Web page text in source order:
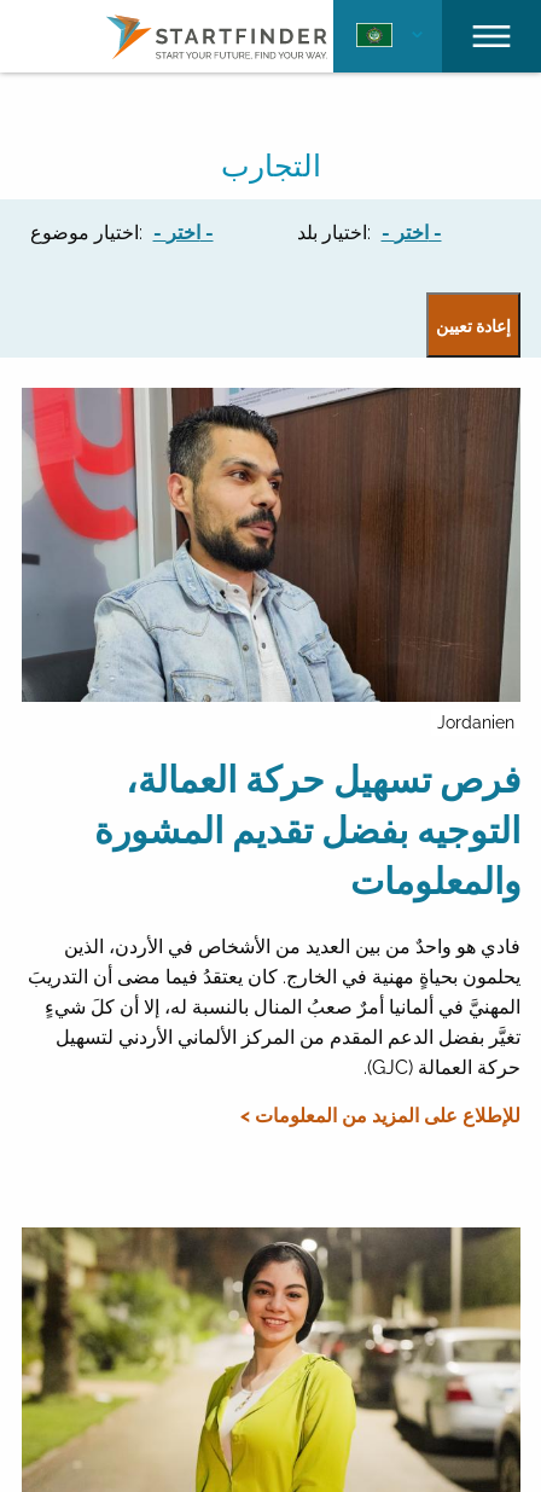
التجارب
اختيار بلد: - اختر - اختيار موضوع: - اختر -
Jordanien
فرص تسهيل حركة العمالة،
التوجيه بفضل تقديم المشورة
والمعلومات
فادي هو واحدٌ من بين العديد من الأشخاص في الأردن، الذين
يحلمون بحياةٍ مهنية في الخارج. كان يعتقدُ فيما مضى أن التدريبَ
المهنيَّ في ألمانيا أمرٌ صعبُ المنال بالنسبة له، إلا أن كلَ شيءٍ
تغيَّر بفضل الدعم المقدم من المركز الألماني الأردني لتسهيل
حركة العمالة (GJC).
للإطلاع على المزيد من المعلومات >